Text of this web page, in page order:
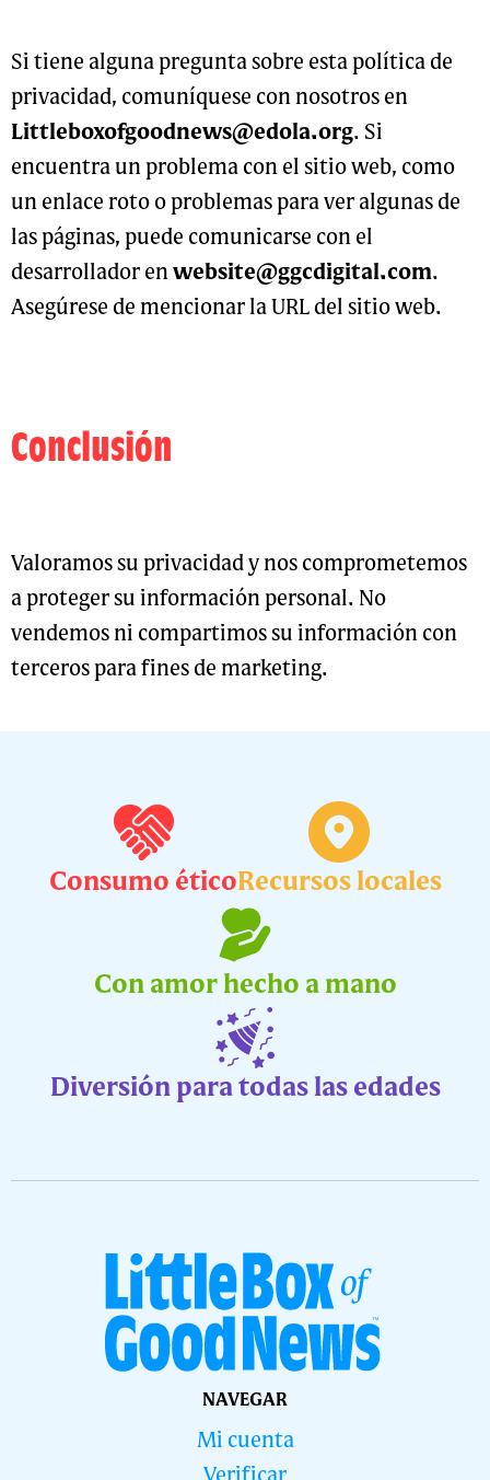
Si tiene alguna pregunta sobre esta política de
privacidad, comuníquese con nosotros en
Littleboxofgoodnews@edola.org. Si
encuentra un problema con el sitio web, como
un enlace roto o problemas para ver algunas de
las páginas, puede comunicarse con el
desarrollador en website@ggcdigital.com.
Asegúrese de mencionar la URL del sitio web.
Conclusión
Valoramos su privacidad y nos comprometemos
a proteger su información personal. No
vendemos ni compartimos su información con
terceros para fines de marketing.
Consumo éticoRecursos locales
Con amor hecho a mano
Diversión para todas las edades
NAVEGAR
Mi cuenta